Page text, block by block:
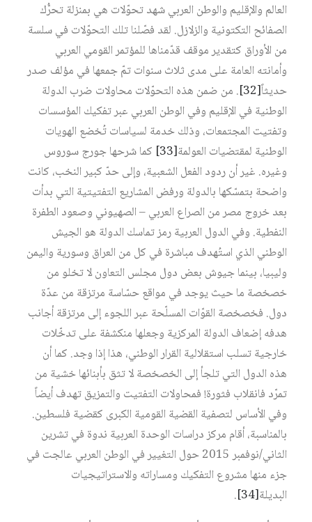
العالم والإقليم والوطن العربي شهد تحوّلات هي بمنزلة تحرُّك
الصفائح التكتونية والزلازل. لقد فصّلنا تلك التحوّلات في سلسة
من الأوراق كتقدير موقف قدّمناها للمؤتمر القومي العربي
وأمانته العامة على مدى ثلاث سنوات تمّ جمعها في مؤلف صدر
حديثاً‏[32]
. من ضمن هذه التحوّلات محاولات ضرب الدولة
الوطنية في الإقليم وفي الوطن العربي عبر تفكيك المؤسسات
وتفتيت المجتمعات، وذلك خدمة لسياسات تُخضع الهويات
الوطنية لمقتضيات العولمة‏[33]
كما شرحها جورج سوروس
وغيره. غير أن ردود الفعل الشعبية، وإلى حدّ كبير النخب، كانت
واضحة بتمسّكها بالدولة ورفض المشاريع التفتيتية التي بدأت
بعد خروج مصر من الصراع العربي – الصهيوني وصعود الطفرة
النفطية. وفي الدول العربية رمز تماسك الدولة هو الجيش
الوطني الذي استُهدف مباشرة في كل من العراق وسورية واليمن
وليبيا، بينما جيوش بعض دول مجلس التعاون لا تخلو من
خصخصة ما حيث يوجد في مواقع حسّاسة مرتزقة من عدّة
دول. فخصخصة القوّات المسلّحة عبر اللجوء إلى مرتزقة أجانب
هدفه إضعاف الدولة المركزية وجعلها منكشفة على تدخّلات
خارجية تسلب استقلالية القرار الوطني، هذا إذا وجد. كما أن
هذه الدول التي تلجأ إلى الخصخصة لا تثق بأبنائها خشية من
تمرّد فانقلاب فثورة! فمحاولات التفتيت والتمزيق تهدف أيضاً
وفي الأساس لتصفية القضية القومية الكبرى كقضية فلسطين.
بالمناسبة، أقام مركز دراسات الوحدة العربية ندوة في تشرين
الثاني/نوفمبر 2015 حول التغيير في الوطن العربي عالجت في
جزء منها مشروع التفكيك ومساراته والاستراتيجيات
البديلة‏[34]
.